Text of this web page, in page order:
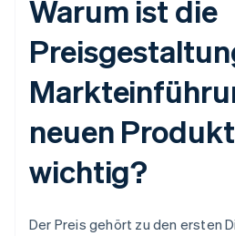
Warum ist die
neuen
wichtig?
Der Preis gehört zu den ersten